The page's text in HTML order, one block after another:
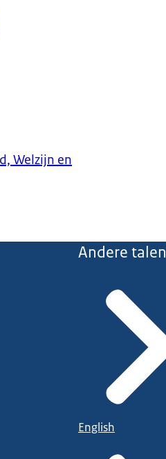
Welzijn en
Andere talen
English